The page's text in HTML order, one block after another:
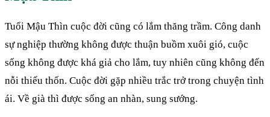
Tuổi Mậu Thìn cuộc đời cũng có lắm thăng trầm. Công danh
sự nghiệp thường không được thuận buồm xuôi gió, cuộc
sống không được khá giả cho lắm, tuy nhiên cũng không đến
nỗi thiếu thốn. Cuộc đời gặp nhiều trắc trở trong chuyện tình
ái. Về già thì được sống an nhàn, sung sướng.